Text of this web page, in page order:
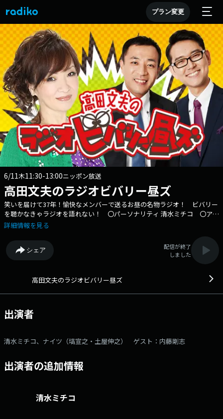
プラン変更
6/11木11:30-13:00ニッポン放送
高田文夫のラジオビバリー昼ズ
笑いを届けて37年！愉快なメンバーで送るお昼の名物ラジオ！ ビバリー
を聴かなきゃラジオを語れない！ 〇パーソナリティ 清水ミチコ 〇アシ
スタント ナイツ（塙宣之・土屋伸之） ▼11:30 日替わりパーソナリテ
ネタからリスナープレゼントまで「ちょっといい話」 ▼12:00 週替わり
のエピソードとリクエストでお届け「音楽道場破り」 ▼12:45 謎かけコ
ーナー～つちっちの「整えてきました」 ●プレゼント すべてのメー
場破り」の採用者にはニュータッチから「ラーメンの詰め合わせ」 謎か
シュタグは「#ビバリー昼ズ」twitterアカウントは「@hills1242」
詳細情報を見る
シェア
配信が終了
しました
高田文夫のラジオビバリー昼ズ
出演者
清水ミチコ、ナイツ（塙宣之・土屋伸之） ゲスト：内藤剛志
出演者の追加情報
清水ミチコ